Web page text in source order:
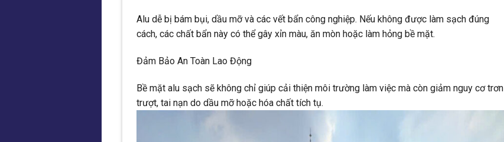
Alu dễ bị bám bụi, dầu mỡ và các vết bẩn công nghiệp. Nếu không được làm sạch đúng
cách, các chất bẩn này có thể gây xỉn màu, ăn mòn hoặc làm hỏng bề mặt.
Đảm Bảo An Toàn Lao Động
Bề mặt alu sạch sẽ không chỉ giúp cải thiện môi trường làm việc mà còn giảm nguy cơ trơn
trượt, tai nạn do dầu mỡ hoặc hóa chất tích tụ.